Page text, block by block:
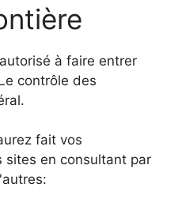
à faire entrer
contrôle des
fait vos
sites en consultant par